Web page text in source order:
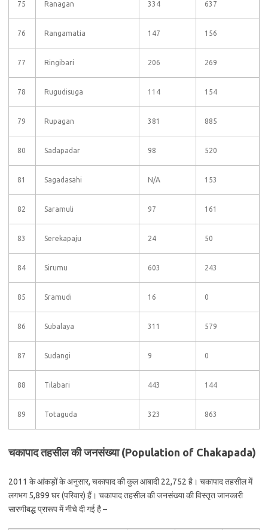
75 Ranagan 334 637
76 Rangamatia 147 156
77 Ringibari 206 269
78 Rugudisuga 114 154
79 Rupagan 381 885
80 Sadapadar 98 520
81 Sagadasahi N/A 153
82 Saramuli 97 161
83 Serekapaju 24 50
84 Sirumu 603 243
85 Sramudi 16 0
86 Subalaya 311 579
87 Sudangi 9 0
88 Tilabari 443 144
89 Totaguda 323 863
चकापाद तहसील की जनसंख्या (Population of Chakapada)
2011 के आंकड़ों के अनुसार, चकापाद की कुल आबादी 22,752 है। चकापाद तहसील में
लगभग 5,899 घर (परिवार) हैं। चकापाद तहसील की जनसंख्या की विस्तृत जानकारी
सारणीबद्ध प्रारूप में नीचे दी गई है –